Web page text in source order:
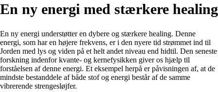
En ny energi med stærkere healing
En ny energi understøtter en dybere og stærkere healing. Denne
energi, som har en højere frekvens, er i den nyere tid strømmet ind til
Jorden med lys og viden på et helt andet niveau end hidtil. Den seneste
forskning indenfor kvante- og kernefysikken giver os hjælp til
forståelsen af denne energi. Et eksempel herpå er påvisningen af, at de
mindste bestanddele af både stof og energi består af de samme
vibrerende strengesløjfer.